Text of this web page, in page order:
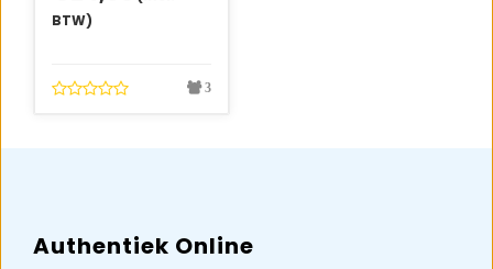
BTW)
3
Authentiek Online